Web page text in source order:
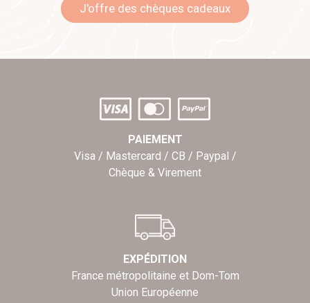
J'offre des chèques cadeaux
PAIEMENT
Visa / Mastercard / CB / Paypal /
Chèque & Virement
EXPÉDITION
France métropolitaine et Dom-Tom
Union Européenne